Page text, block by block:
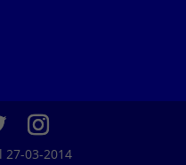
27-03-2014